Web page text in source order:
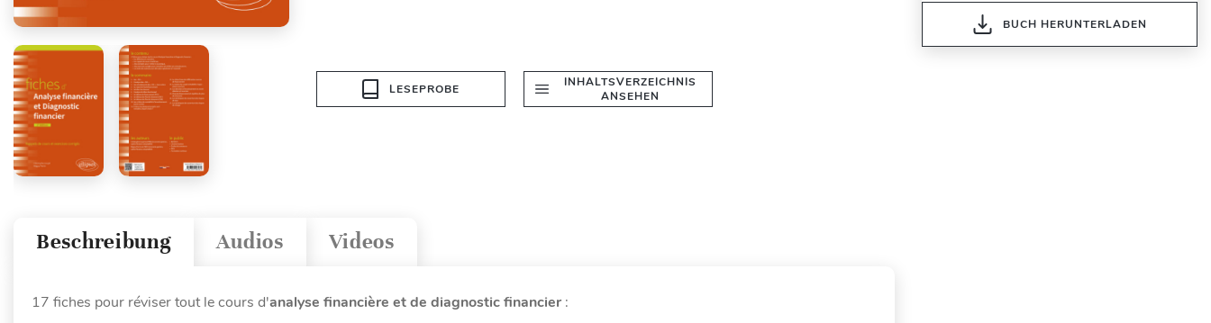
LESEPROBE
INHALTSVERZEICHNIS
ANSEHEN
Videos
Audios
Beschreibung
17 fiches pour réviser tout le cours d'analyse financière et de diagnostic financier :
BUCH HERUNTERLADEN